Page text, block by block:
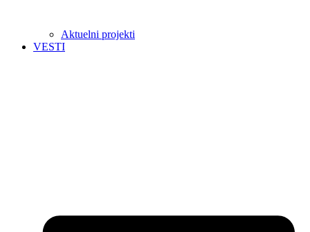
Aktuelni projekti
VESTI